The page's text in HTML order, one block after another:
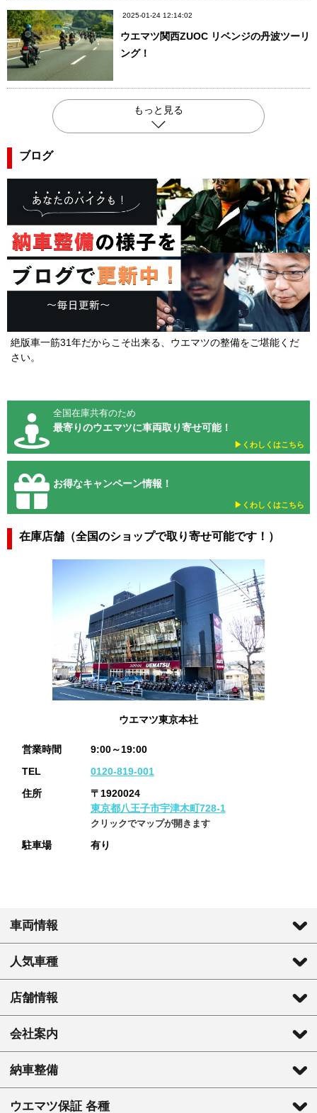
2025-01-24 12:14:02
ウエマツ関西ZUOC リベンジの丹波ツーリ
ング！
もっと見る
ブログ
絶版車一筋31年だからこそ出来る、ウエマツの整備をご堪能くだ
さい。
全国在庫共有のため
最寄りのウエマツに車両取り寄せ可能！
▶︎くわしくはこちら
お得なキャンペーン情報！
▶︎くわしくはこちら
在庫店舗（全国のショップで取り寄せ可能です！）
ウエマツ東京本社
営業時間
9:00～19:00
TEL
0120-819-001
住所
〒1920024
東京都八王子市宇津木町728-1
クリックでマップが開きます
駐車場 有り
車両情報
人気車種
店舗情報
会社案内
納車整備
ウエマツ保証 各種